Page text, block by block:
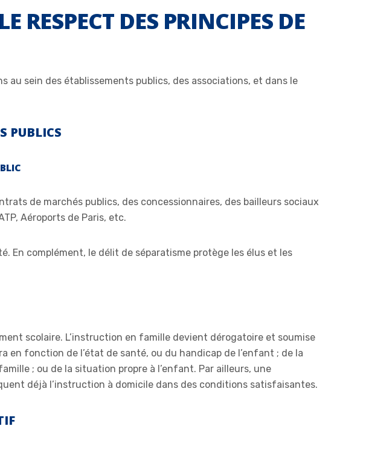
RESPECT DES PRINCIPES DE
au sein des établissements publics, des associations, et dans le
PUBLICS
de marchés publics, des concessionnaires, des bailleurs sociaux
Aéroports de Paris, etc.
En complément, le délit de séparatisme protège les élus et les
scolaire. L’instruction en famille devient dérogatoire et soumise
fonction de l’état de santé, ou du handicap de l’enfant ; de la
; ou de la situation propre à l’enfant. Par ailleurs, une
déjà l’instruction à domicile dans des conditions satisfaisantes.